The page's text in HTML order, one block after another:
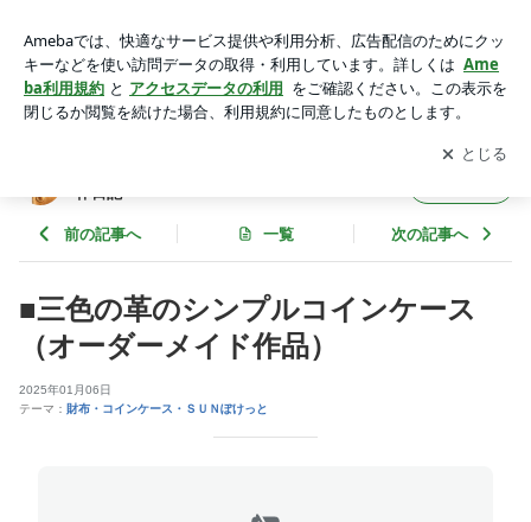
OXIO－CRAFT（オキクラ）の「革雑貨」制作日記
アプリをダウンロードして ブログの更新通知
を受け取りまし
ょう。
開く
作日記
前の記事へ 一覧 次の記事へ
■三色の革のシンプルコインケース
（オーダーメイド作品）
2025年01月06日
テーマ： 財布・コインケース・ＳＵＮぽけっと